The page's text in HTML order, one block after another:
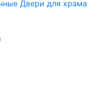
Двери для храма